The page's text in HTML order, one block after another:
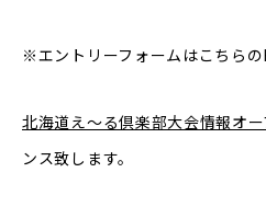
※エントリーフォームはこちら
北海道え〜る倶楽部大会情報オ
ンス致します。